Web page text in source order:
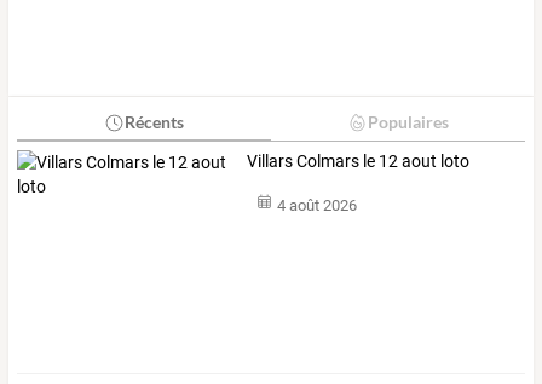
Récents Populaires
Villars Colmars le 12 aout loto
4 août 2026